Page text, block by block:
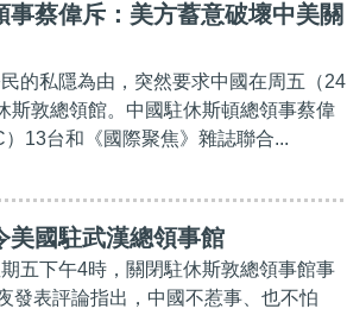
事蔡偉斥：美方蓄意破壞中美關
的私隱為由，突然要求中國在周五（24
斯敦總領館。中國駐休斯頓總領事蔡偉
13台和《國際聚焦》雜誌聯合...
美國駐武漢總領事館
五下午4時，關閉駐休斯敦總領事館事
發表評論指出，中國不惹事、也不怕